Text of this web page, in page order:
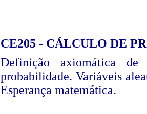
CE205 - CÁLCULO DE
Definição axiomática de
probabilidade. Variáveis
Esperança matemática.